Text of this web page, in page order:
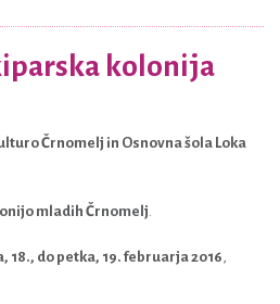
kolonija
Črnomelj in Osnovna šola Loka
mladih Črnomelj.
18., do petka, 19. februarja 2016,